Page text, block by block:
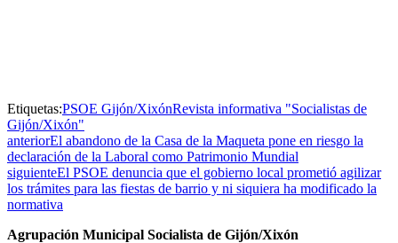
Etiquetas:PSOE Gijón/XixónRevista informativa "Socialistas de
Gijón/Xixón"
anteriorEl abandono de la Casa de la Maqueta pone en riesgo la
declaración de la Laboral como Patrimonio Mundial
siguienteEl PSOE denuncia que el gobierno local prometió agilizar
los trámites para las fiestas de barrio y ni siquiera ha modificado la
normativa
Agrupación Municipal Socialista de Gijón/Xixón